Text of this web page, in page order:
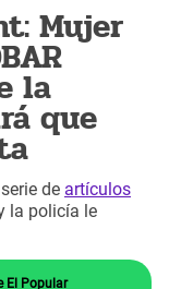
Mujer
la
que
de artículos
la policía le
El Popular